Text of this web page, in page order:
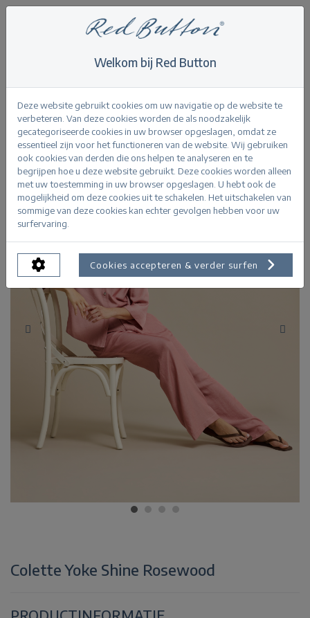
Colette Yoke Shine L33
Terug
Colette Yoke Shine Rosewood
PRODUCTINFORMATIE
Welkom bij Red Button
Deze website gebruikt cookies om uw navigatie op de website te
verbeteren. Van deze cookies worden de als noodzakelijk
gecategoriseerde cookies in uw browser opgeslagen, omdat ze
essentieel zijn voor het functioneren van de website. Wij gebruiken
ook cookies van derden die ons helpen te analyseren en te
begrijpen hoe u deze website gebruikt. Deze cookies worden alleen
met uw toestemming in uw browser opgeslagen. U hebt ook de
mogelijkheid om deze cookies uit te schakelen. Het uitschakelen van
sommige van deze cookies kan echter gevolgen hebben voor uw
surfervaring.
Cookies accepteren & verder surfen